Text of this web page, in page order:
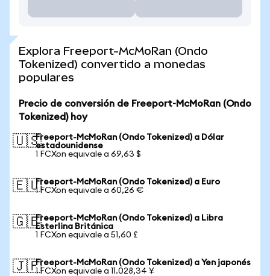
Explora Freeport-McMoRan (Ondo
Tokenized) convertido a monedas
populares
Precio de conversión de Freeport-McMoRan (Ondo
Tokenized) hoy
🇺🇸Freeport-McMoRan (Ondo Tokenized) a Dólar
estadounidense
1 FCXon equivale a 69,63 $
🇪🇺Freeport-McMoRan (Ondo Tokenized) a Euro
1 FCXon equivale a 60,26 €
🇬🇧Freeport-McMoRan (Ondo Tokenized) a Libra
Esterlina Británica
1 FCXon equivale a 51,60 £
🇯🇵Freeport-McMoRan (Ondo Tokenized) a Yen japonés
1 FCXon equivale a 11.028,34 ¥